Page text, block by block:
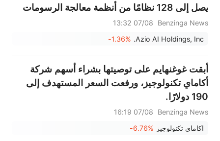
يصل إلى 128 نظامًا من أنظمة معالجة الرسومات
NVIDIA B300
Benzinga News
07/08 13:32
Azio AI Holdings, Inc.
-1.36%
أبقت غوغنهايم على توصيتها بشراء أسهم شركة
أكاماي تكنولوجيز، ورفعت السعر المستهدف إلى
190 دولارًا.
Benzinga News
07/08 16:19
اكاماي تكنولوجيز -6.76%